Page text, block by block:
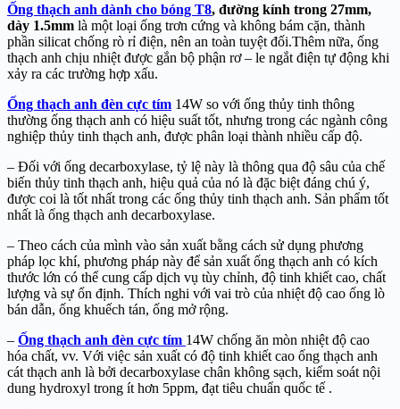
Ống thạch anh dành cho bóng T8, đường kính trong 27mm,
dày 1.5mm là một loại ống trơn cứng và không bám cặn, thành
phần silicat chống rò rỉ điện, nên an toàn tuyệt đối.Thêm nữa, ống
thạch anh chịu nhiệt được gắn bộ phận rơ – le ngắt điện tự động khi
xảy ra các trường hợp xấu.
Ống thạch anh đèn cực tím 14W so với ống thủy tinh thông
thường ống thạch anh có hiệu suất tốt, nhưng trong các ngành công
nghiệp thủy tinh thạch anh, được phân loại thành nhiều cấp độ.
– Đối với ống decarboxylase, tỷ lệ này là thông qua độ sâu của chế
biến thủy tinh thạch anh, hiệu quả của nó là đặc biệt đáng chú ý,
được coi là tốt nhất trong các ống thủy tinh thạch anh. Sản phẩm tốt
nhất là ống thạch anh decarboxylase.
– Theo cách của mình vào sản xuất bằng cách sử dụng phương
pháp lọc khí, phương pháp này để sản xuất ống thạch anh có kích
thước lớn có thể cung cấp dịch vụ tùy chỉnh, độ tinh khiết cao, chất
lượng và sự ổn định. Thích nghi với vai trò của nhiệt độ cao ống lò
bán dẫn, ống khuếch tán, ống mở rộng.
– Ống thạch anh đèn cực tím 14W chống ăn mòn nhiệt độ cao
hóa chất, vv. Với việc sản xuất có độ tinh khiết cao ống thạch anh
cát thạch anh là bởi decarboxylase chân không sạch, kiểm soát nội
dung hydroxyl trong ít hơn 5ppm, đạt tiêu chuẩn quốc tế .